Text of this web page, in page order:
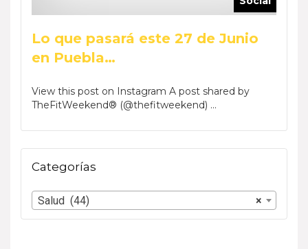
Lo que pasará este 27 de Junio
en Puebla…
View this post on Instagram A post shared by
TheFitWeekend® (@thefitweekend) ...
Categorías
×
Salud (44)